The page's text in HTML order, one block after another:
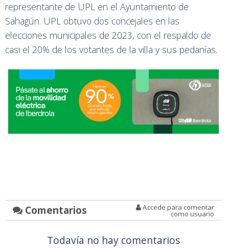
representante de UPL en el Ayuntamiento de
Sahagún. UPL obtuvo dos concejales en las
elecciones municipales de 2023, con el respaldo de
casi el 20% de los votantes de la villa y sus pedanías.
Comentarios Accede para comentar
como usuario
Todavía no hay comentarios